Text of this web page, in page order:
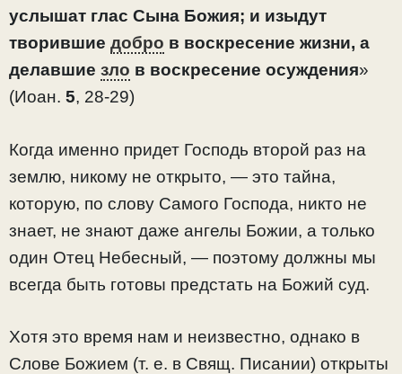
услышат глас Сына Божия; и изыдут
творившие добро в воскресение жизни, а
делавшие зло в воскресение осуждения»
(Иоан. 5, 28-29)
Когда именно придет Господь второй раз на
землю, никому не открыто, — это тайна,
которую, по слову Самого Господа, никто не
знает, не знают даже ангелы Божии, а только
один Отец Небесный, — поэтому должны мы
всегда быть готовы предстать на Божий суд.
Хотя это время нам и неизвестно, однако в
Слове Божием (т. е. в Свящ. Писании) открыты